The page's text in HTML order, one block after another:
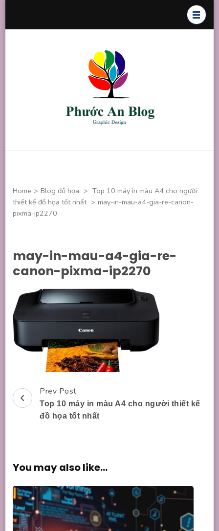
Home > Blog đồ họa > Top 10 máy in màu A4 cho người
thiết kế đồ họa tốt nhất > may-in-mau-a4-gia-re-canon-
pixma-ip2270
may-in-mau-a4-gia-re-
canon-pixma-ip2270
Post
Navigation
Prev Post
Top 10 máy in màu A4 cho người thiết kế
đồ họa tốt nhất
You may also like...